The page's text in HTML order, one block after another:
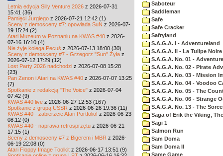
Letnia edycja Silly Venture 2026 z 2026-07-31
15:41 (36)
Pamięci Jurgiego z 2026-07-21 12:42 (1)
Sceny z demosceny #7: opowiada SuN z 2026-07-
19 15:24 (2)
Atari Muzeum w Poznaniu na KWAS #40 z 2026-
07-16 16:10 (4)
Nie żyje kolega Pecuś z 2026-07-13 18:00 (30)
Sceny z demosceny #7 - Grzegorz "Sun" Żyła z
2026-07-12 17:29 (12)
Lost Party 2026 nadchodzi z 2026-07-08 15:28
(23)
Pan Zenon i Atari na KWAS #40 z 2026-07-07 13:25
(7)
Spotkanie z redakcją "The Voice" z 2026-07-04
07:42 (9)
KWAS #40 live z 2026-06-27 12:53 (167)
Spotkanie z grupą USSR z 2026-06-26 19:36 (11)
KWAS #40 - zabierzcie Atari Portfolio! z 2026-06-23
08:12 (0)
KWAS #40 - naprawa retrosprzętu z 2026-06-21
17:15 (1)
Sceny z demosceny #7 z Bigerem i MBR z 2026-
06-19 22:08 (0)
Atari Floppy Image Toolkit z 2026-06-17 13:51 (9)
Saboteur
Saddleman
Safe
Safe Cracker
Safryland
S.A.G.A. I - Adventureland
S.A.G.A. II - La Tulipe Noire
S.A.G.A. No. 01 -
S.A.G.A. No. 02 - Pirate
S.A.G.A. No. 03 - Mission
S.A.G.A. No. 04 - Voodoo
S.A.G.A. No. 05 - The
S.A.G.A. No. 06 - Strange
S.A.G.A. No. 13 - The
Saga of Erik the Viking, The
Sagi 1
Salmon Run
Sam Doma
Sam Doma II
Same Game